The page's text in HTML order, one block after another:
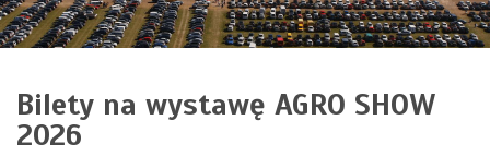
Bilety na wystawę AGRO SHOW
2026